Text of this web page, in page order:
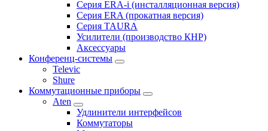
Серия ERA-i (инсталляционная версия)
Серия ERA (прокатная версия)
Серия TAURA
Усилители (производство КНР)
Аксессуары
Конференц-системы
Televic
Shure
Коммутационные приборы
Aten
Удлинители интерфейсов
Коммутаторы